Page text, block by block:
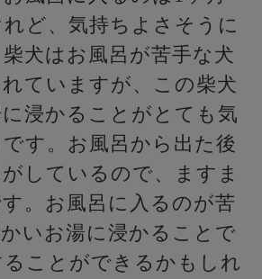
ど、気持ちよさそうに
犬はお風呂が苦手な犬
ていますが、この柴犬
浸かることがとても気
す。お風呂から出た後
しているので、ますま
。お風呂に入るのが苦
いお湯に浸かることで
ことができるかもしれ